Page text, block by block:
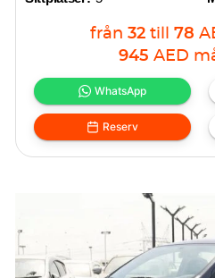
från 32 till 78
945 AED
WhatsApp
Reserv